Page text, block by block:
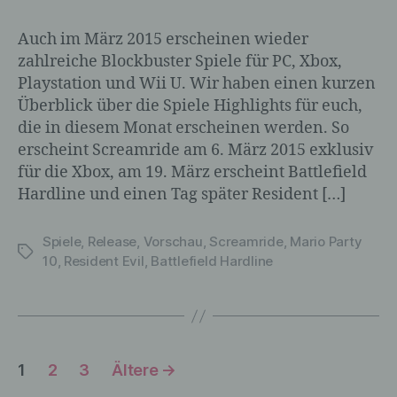
Auch im März 2015 erscheinen wieder
zahlreiche Blockbuster Spiele für PC, Xbox,
Playstation und Wii U. Wir haben einen kurzen
Überblick über die Spiele Highlights für euch,
die in diesem Monat erscheinen werden. So
erscheint Screamride am 6. März 2015 exklusiv
für die Xbox, am 19. März erscheint Battlefield
Hardline und einen Tag später Resident […]
Schlagwörter
Spiele, Release, Vorschau, Screamride, Mario Party
10, Resident Evil, Battlefield Hardline
Seitennummerierung
1 2 3 Ältere →
Gesundheit, persönlicher Vorlieben,
Interessen, Zuverlässigkeit, Verhalten,
Aufenthaltsort oder Ortswechsel dieser
natürlichen Person zu analysieren oder
vorherzusagen.
f) Pseudonymisierung
personenbezogener Daten in einer Weise,
auf welche die personenbezogenen Daten
spezifischen betroffenen Person
aufbewahrt werden und technischen und